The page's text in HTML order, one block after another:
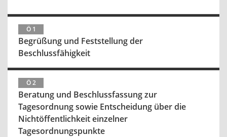
Ö 1
Begrüßung und Feststellung der
Beschlussfähigkeit
Ö 2
Beratung und Beschlussfassung zur
Tagesordnung sowie Entscheidung über die
Nichtöffentlichkeit einzelner
Tagesordnungspunkte